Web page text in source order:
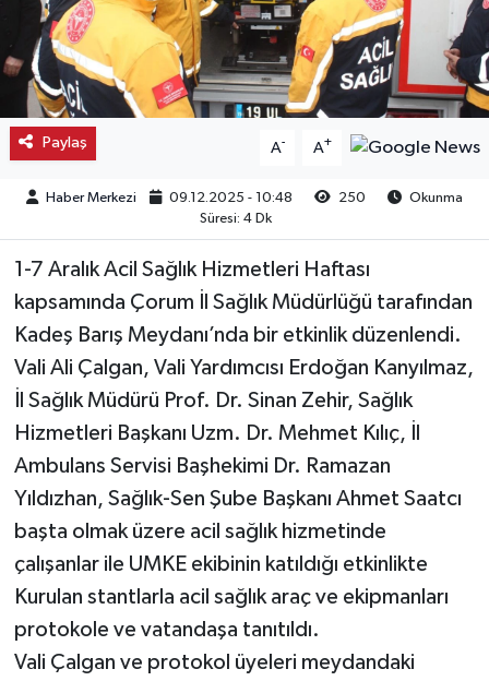
Paylaş A- A+
Haber Merkezi 09.12.2025 - 10:48 250
Okunma
Süresi: 4 Dk
1-7 Aralık Acil Sağlık Hizmetleri Haftası
kapsamında Çorum İl Sağlık Müdürlüğü tarafından
Kadeş Barış Meydanı’nda bir etkinlik düzenlendi.
Vali Ali Çalgan, Vali Yardımcısı Erdoğan Kanyılmaz,
İl Sağlık Müdürü Prof. Dr. Sinan Zehir, Sağlık
Hizmetleri Başkanı Uzm. Dr. Mehmet Kılıç, İl
Ambulans Servisi Başhekimi Dr. Ramazan
Yıldızhan, Sağlık-Sen Şube Başkanı Ahmet Saatcı
başta olmak üzere acil sağlık hizmetinde
çalışanlar ile UMKE ekibinin katıldığı etkinlikte
Kurulan stantlarla acil sağlık araç ve ekipmanları
protokole ve vatandaşa tanıtıldı.
Vali Çalgan ve protokol üyeleri meydandaki
Laçin
Mecitözü
Oğuzlar
Uğurludağ
Sağlık